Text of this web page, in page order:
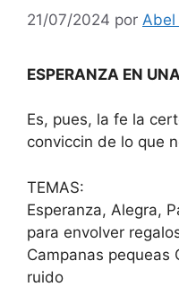
21/07/2024 por Abel
ESPERANZA EN
Es, pues, la fe la
conviccin de lo que
TEMAS:
Esperanza, Alegra,
para envolver
Campanas pequeas
ruido